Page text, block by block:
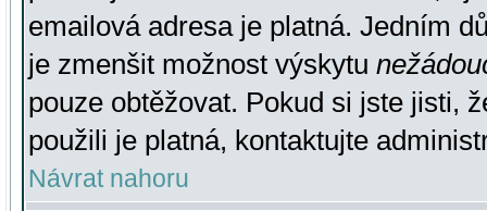
emailová adresa je platná. Jedním
je zmenšit možnost výskytu
pouze obtěžovat. Pokud si jste jisti,
použili je platná, kontaktujte
Návrat nahoru